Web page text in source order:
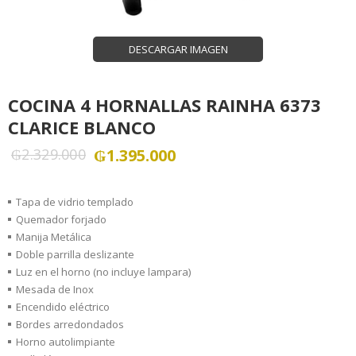
DESCARGAR IMAGEN
COCINA 4 HORNALLAS RAINHA 6373
CLARICE BLANCO
₲1.395.000
₲2.329.000
Tapa de vidrio templado
Quemador forjado
Manija Metálica
Doble parrilla deslizante
Luz en el horno (no incluye lampara)
Mesada de Inox
Encendido eléctrico
Bordes arredondados
Horno autolimpiante